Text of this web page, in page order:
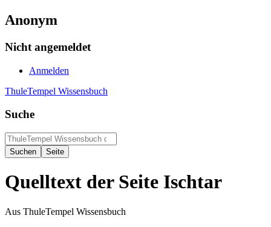
Anonym
Nicht angemeldet
Anmelden
ThuleTempel Wissensbuch
Suche
Quelltext der Seite Ischtar
Aus ThuleTempel Wissensbuch